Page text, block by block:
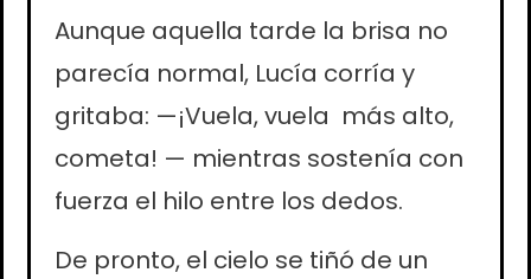
Aunque aquella tarde la brisa no
parecía normal, Lucía corría y
gritaba: —¡Vuela, vuela más alto,
cometa! — mientras sostenía con
fuerza el hilo entre los dedos.
De pronto, el cielo se tiñó de un